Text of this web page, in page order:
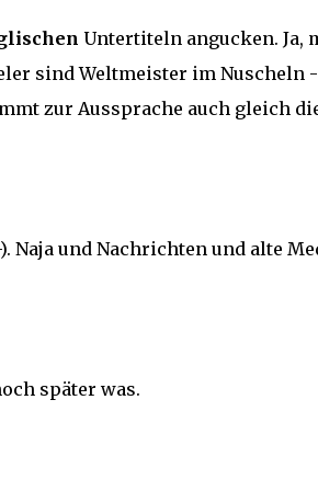
Untertiteln angucken. Ja,
sind Weltmeister im
zur Aussprache auch gleich
Naja und Nachrichten und alte
später was.